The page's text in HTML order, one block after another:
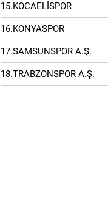
15.KOCAELİSPOR
16.KONYASPOR
17.SAMSUNSPOR A.Ş.
18.TRABZONSPOR A.Ş.